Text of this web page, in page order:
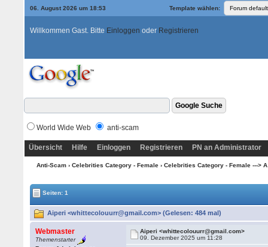
06. August 2026 um 18:53 Template wählen:
Willkommen Gast. Bitte Einloggen oder Registrieren
World Wide Web anti-scam
Übersicht Hilfe Einloggen Registrieren PN an Administrator
Anti-Scam› Celebrities Category - Female› Celebrities Category - Female ---> A
Seiten: 1
Aiperi <whittecolouurr@gmail.com> (Gelesen: 484 mal)
Webmaster
Themenstarter
Aiperi <whittecolouurr@gmail.com>
09. Dezember 2025 um 11:28